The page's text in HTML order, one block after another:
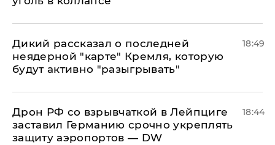
Дикий рассказал о последней
неядерной "карте" Кремля, которую
будут активно "разыгрывать"
18:49
​Дрон РФ со взрывчаткой в Лейпциге
заставил Германию срочно укреплять
защиту аэропортов — DW
18:44